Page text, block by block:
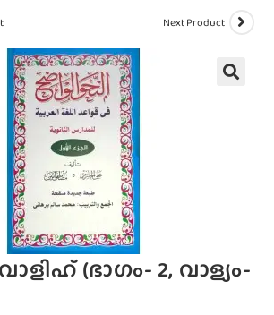
Next Product
(ഭാഗം- 2, വാള്യം-